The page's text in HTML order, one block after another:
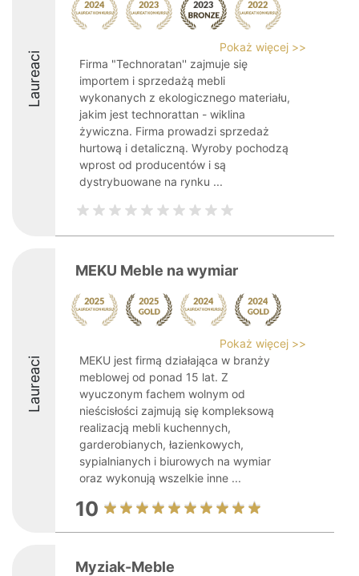
Laureaci
Pokaż więcej >>
Firma "Technoratan'' zajmuje się
importem i sprzedażą mebli
wykonanych z ekologicznego materiału,
jakim jest technorattan - wiklina
żywiczna. Firma prowadzi sprzedaż
hurtową i detaliczną. Wyroby pochodzą
wprost od producentów i są
dystrybuowane na rynku ...
Laureaci
MEKU Meble na wymiar
Pokaż więcej >>
MEKU jest firmą działająca w branży
meblowej od ponad 15 lat. Z
wyuczonym fachem wolnym od
nieścisłości zajmują się kompleksową
realizacją mebli kuchennych,
garderobianych, łazienkowych,
sypialnianych i biurowych na wymiar
oraz wykonują wszelkie inne ...
10
Myziak-Meble